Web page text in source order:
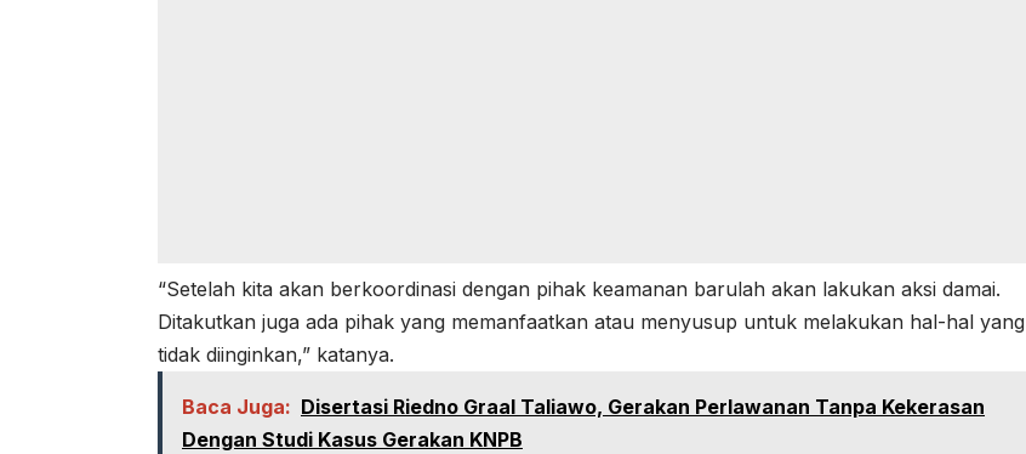
“Setelah kita akan berkoordinasi dengan pihak keamanan barulah akan lakukan aksi damai.
Ditakutkan juga ada pihak yang memanfaatkan atau menyusup untuk melakukan hal-hal yang
tidak diinginkan,” katanya.
Baca Juga: Disertasi Riedno Graal Taliawo, Gerakan Perlawanan Tanpa Kekerasan
Dengan Studi Kasus Gerakan KNPB